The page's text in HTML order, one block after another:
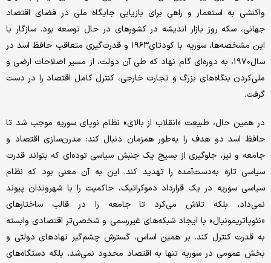
واکنشی به استعمار و راهی برای بازیابی جایگاه ملی در فضای اقتصاد
جهانی، سکه روز بازار اندیشه در کشورهای در حال توسعه بود. سازگار با
این مشخصه‌ها، سوریه با کودتای۱۹۶۳ و قدرت‌گیری متعاقب حافظ اسد در
سال۱۹۷۰، به دوره‌ای گام نهاد که طی آن دولت، از مسیر اصلاحات ارضی و
ملی‌کردن بنگاه‌های بزرگ و تجارت خارجی، کنترل کامل اقتصاد را در دست
گرفت.
در همین حال، طبیعت «انقلاب از بالای» نظام نوپای سوریه موجب شد تا
حافظ اسد دو هدف را به‌طور همزمان دنبال کند: مدرن‌سازی اقتصاد و
جامعه و نیز، جلوگیری از بسیج یک جنبش سیاسی توده‌ای که بتواند قدرت
سیاسی تازه به‌دست‌آمده را تهدید کند. این به آن معنی بود که نظام
سیاسی سوریه در یک قرارداد دموکراتیک، حاکمیت را با شهروندان پیوند
نمی‌داد، بلکه تلاش می‌کرد تا جامعه را در قالب ساختارهای
«نئوپاتریمونیال» با ایجاد شبکه‌های غیررسمی و شخصی‌تر اقتصادی وابسته
به قدرت کنترل کند. بر همین اساس، گسترش چشم‌گیر نهادهای دولتی و
بخش عمومی در سوریه تنها به اقتصاد محدود نمی‌شد، بلکه دستگاه‌های